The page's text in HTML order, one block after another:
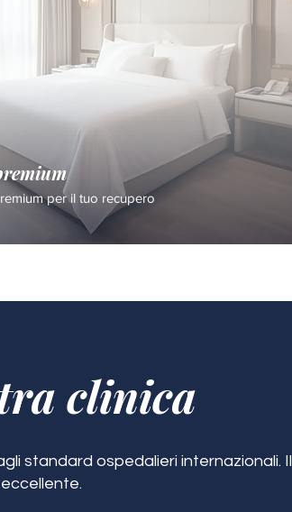
per il tuo recupero
clinica
standard ospedalieri internazionali. Il